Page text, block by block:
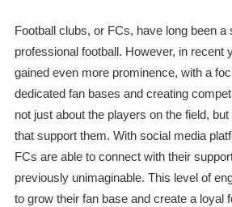
Football clubs, or FCs, have long been a
professional football. However, in recent
gained even more prominence, with a
dedicated fan bases and creating
not just about the players on the field,
that support them. With social media
FCs are able to connect with their
previously unimaginable. This level of
to grow their fan base and create a loyal